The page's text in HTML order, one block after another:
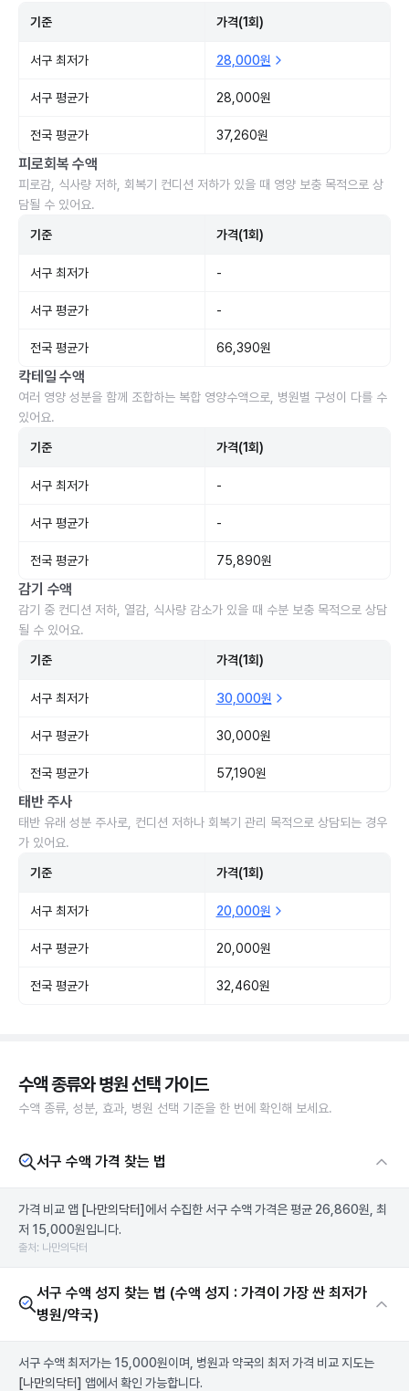
기준 가격(1회)
서구 최저가 28,000원
서구 평균가 28,000원
전국 평균가 37,260원
피로회복 수액
피로감, 식사량 저하, 회복기 컨디션 저하가 있을 때 영양 보충 목적으로 상
담될 수 있어요.
기준 가격(1회)
서구 최저가 -
서구 평균가 -
전국 평균가 66,390원
칵테일 수액
여러 영양 성분을 함께 조합하는 복합 영양수액으로, 병원별 구성이 다를 수
있어요.
기준 가격(1회)
서구 최저가 -
서구 평균가 -
전국 평균가 75,890원
감기 수액
감기 중 컨디션 저하, 열감, 식사량 감소가 있을 때 수분 보충 목적으로 상담
될 수 있어요.
기준 가격(1회)
서구 최저가 30,000원
서구 평균가 30,000원
전국 평균가 57,190원
태반 주사
태반 유래 성분 주사로, 컨디션 저하나 회복기 관리 목적으로 상담되는 경우
가 있어요.
기준 가격(1회)
서구 최저가 20,000원
서구 평균가 20,000원
전국 평균가 32,460원
수액 종류와 병원 선택 가이드
수액 종류, 성분, 효과, 병원 선택 기준을 한 번에 확인해 보세요.
서구 수액 가격 찾는 법
가격 비교 앱 [나만의닥터] 에서 수집한 서구 수액 가격은 평균 26,860원, 최
저 15,000원입니다.
출처: 나만의닥터
서구 수액 성지 찾는 법 (수액 성지 : 가격이 가장 싼 최저가
병원/약국)
서구 수액 최저가는 15,000원이며, 병원과 약국의 최저 가격 비교 지도는
[나만의닥터] 앱에서 확인 가능합니다.